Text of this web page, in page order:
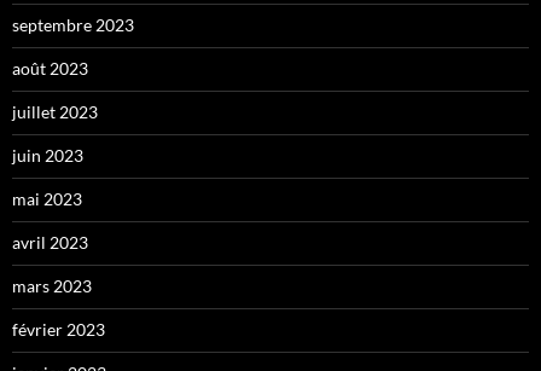
septembre 2023
août 2023
juillet 2023
juin 2023
mai 2023
avril 2023
mars 2023
février 2023